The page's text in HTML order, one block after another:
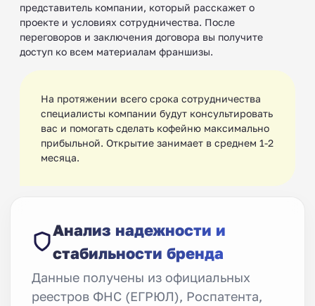
представитель компании, который расскажет о
проекте и условиях сотрудничества. После
переговоров и заключения договора вы получите
доступ ко всем материалам франшизы.
На протяжении всего срока сотрудничества
специалисты компании будут консультировать
вас и помогать сделать кофейню максимально
прибыльной. Открытие занимает в среднем 1-2
месяца.
Анализ надежности и
стабильности бренда
Данные получены из официальных
реестров ФНС (ЕГРЮЛ), Роспатента,